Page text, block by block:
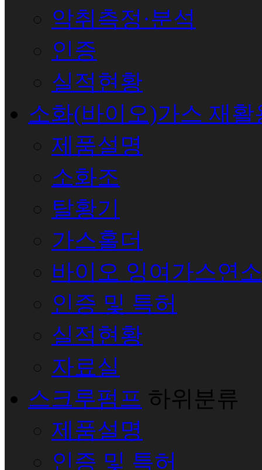
악취측정·분석
인증
실적현황
소화(바이오)가스 재활
제품설명
소화조
탈황기
가스홀더
바이오 잉여가스연
인증 및 특허
실적현황
자료실
스크루펌프 하위분류
제품설명
인증 및 특허